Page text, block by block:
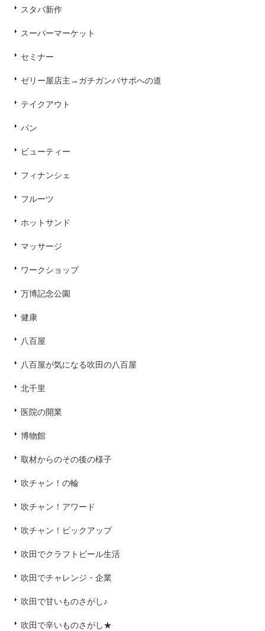
スタバ新作
スーパーマーケット
セミナー
ゼリー屋店主→ガチガンバサポへの道
テイクアウト
パン
ビューティー
フィナンシェ
フルーツ
ホットサンド
マッサージ
ワークショップ
万博記念公園
健康
八百屋
八百屋が気になる吹田の八百屋
北千里
医院の開業
博物館
取材からのその後の様子
吹チャン！の輪
吹チャン！アワード
吹チャン！ピックアップ
吹田でクラフトビール生活
吹田でチャレンジ・企業
吹田で甘いものさがし♪
吹田で辛いものさがし★